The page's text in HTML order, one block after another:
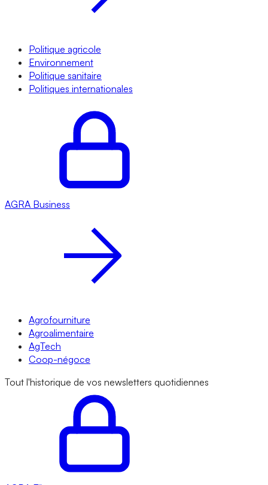
Politique agricole
Environnement
Politique sanitaire
Politiques internationales
AGRA Business
Agrofourniture
Agroalimentaire
AgTech
Coop-négoce
Tout l'historique de vos newsletters quotidiennes